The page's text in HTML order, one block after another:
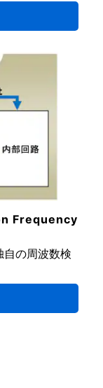
Frequency
の周波数検